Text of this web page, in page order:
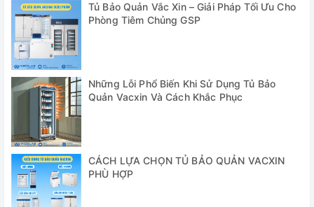
✅ Cơ cấu lọc-free làm giảm nhiệt được tạo ra bởi máy nén
✅ Bảo trì dễ dàng và cải thiện hiệu suất
✅ Được thiết kế cảnh báo chuẩn và Chức năng bảo động
Cung cấp bao gồm:
- Tủ lạnh âm sâu Daihan WUF-31
- 21 giá (1x11)
- 3 giá (1x7)
Tủ Bảo Quản Vắc Xin – Giải Pháp Tối Ưu Cho
Phòng Tiêm Chủng GSP
Những Lỗi Phổ Biến Khi Sử Dụng Tủ Bảo
Quản Vacxin Và Cách Khắc Phục
CÁCH LỰA CHỌN TỦ BẢO QUẢN VACXIN
PHÙ HỢP